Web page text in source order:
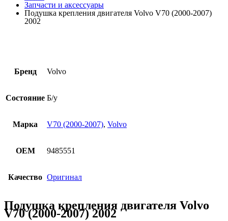
Запчасти и аксессуары
Подушка крепления двигателя Volvo V70 (2000-2007)
2002
Бренд Volvo
Состояние Б/у
Марка V70 (2000-2007), Volvo
OEM 9485551
Качество Оригинал
Подушка крепления двигателя Volvo
V70 (2000-2007) 2002